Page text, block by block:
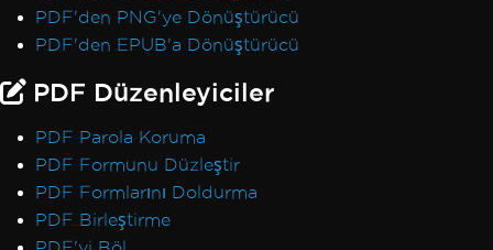
PDF'den PNG'ye Dönüştürücü
PDF'den EPUB'a Dönüştürücü
PDF Düzenleyiciler
PDF Parola Koruma
PDF Formunu Düzleştir
PDF Formlarını Doldurma
PDF Birleştirme